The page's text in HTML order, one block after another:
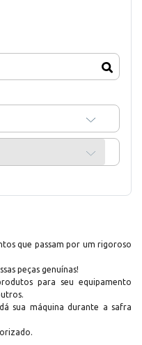
que passam por um rigoroso
peças genuínas!
para seu equipamento
sua máquina durante a safra